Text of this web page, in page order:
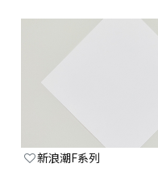
新浪潮F系列